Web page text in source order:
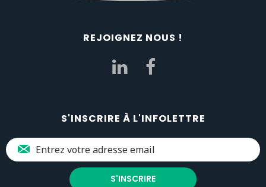
REJOIGNEZ NOUS !
S'INSCRIRE À L'INFOLETTRE